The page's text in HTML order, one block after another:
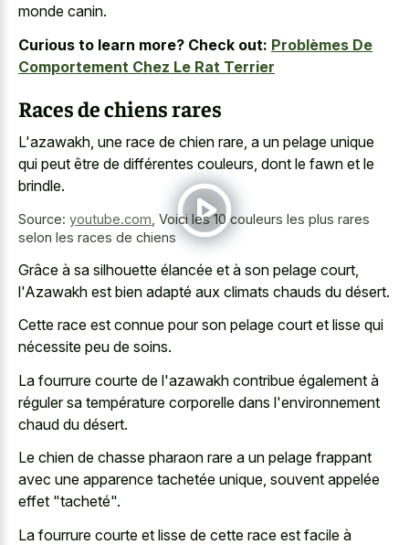
monde canin.
Curious to learn more? Check out: Problèmes De
Comportement Chez Le Rat Terrier
Races de chiens rares
L'azawakh, une race de chien rare, a un pelage unique
qui peut être de différentes couleurs, dont le fawn et le
brindle.
Source: youtube.com Voici les 10 couleurs les plus rares
selon les races de chiens
Grâce à sa silhouette élancée et à son pelage court,
l'Azawakh est bien adapté aux climats chauds du désert.
Cette race est connue pour son pelage court et lisse qui
nécessite peu de soins.
La fourrure courte de l'azawakh contribue également à
réguler sa température corporelle dans l'environnement
chaud du désert.
Le chien de chasse pharaon rare a un pelage frappant
avec une apparence tachetée unique, souvent appelée
effet "tacheté".
La fourrure courte et lisse de cette race est facile à